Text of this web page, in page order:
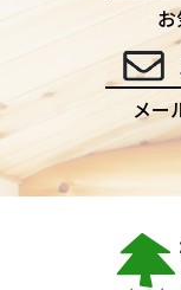
メー